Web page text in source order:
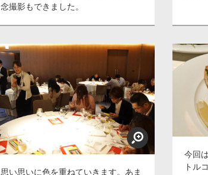
念撮影もできました。
思い思いに色を重ねていきます。あま
今回
トル